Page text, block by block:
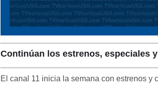
Continúan los estrenos, especiales
El canal 11 inicia la semana con estrenos y